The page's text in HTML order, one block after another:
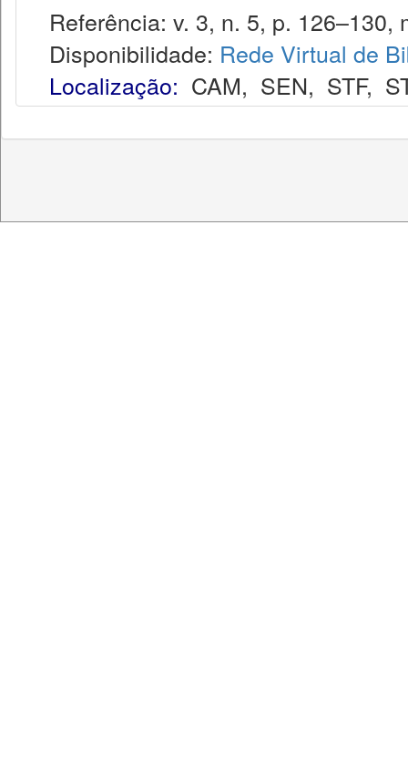
Referência: v. 3, n. 5, p. 126–130,
Disponibilidade: Rede Virtual de
Localização: CAM, SEN, STF,